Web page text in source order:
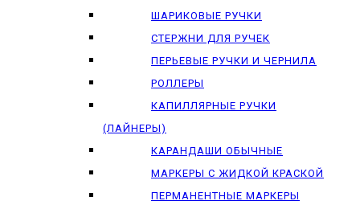
ШАРИКОВЫЕ РУЧКИ
СТЕРЖНИ ДЛЯ РУЧЕК
ПЕРЬЕВЫЕ РУЧКИ И ЧЕРНИЛА
РОЛЛЕРЫ
КАПИЛЛЯРНЫЕ РУЧКИ
(ЛАЙНЕРЫ)
КАРАНДАШИ ОБЫЧНЫЕ
МАРКЕРЫ C ЖИДКОЙ КРАСКОЙ
ПЕРМАНЕНТНЫЕ МАРКЕРЫ